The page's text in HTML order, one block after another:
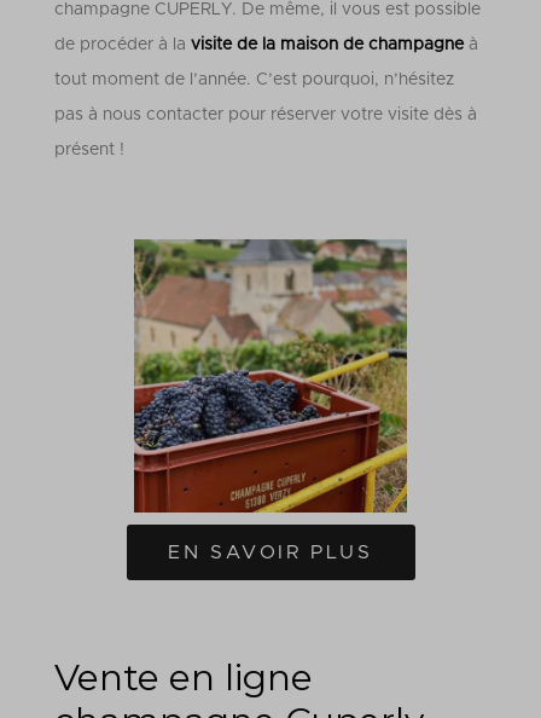
champagne CUPERLY. De même, il vous est possible
de procéder à la visite de la maison de champagneà
tout moment de l’année. C’est pourquoi, n’hésitez
pas à nous contacter pour réserver votre visite dès à
présent !
EN SAVOIR PLUS
Vente en ligne